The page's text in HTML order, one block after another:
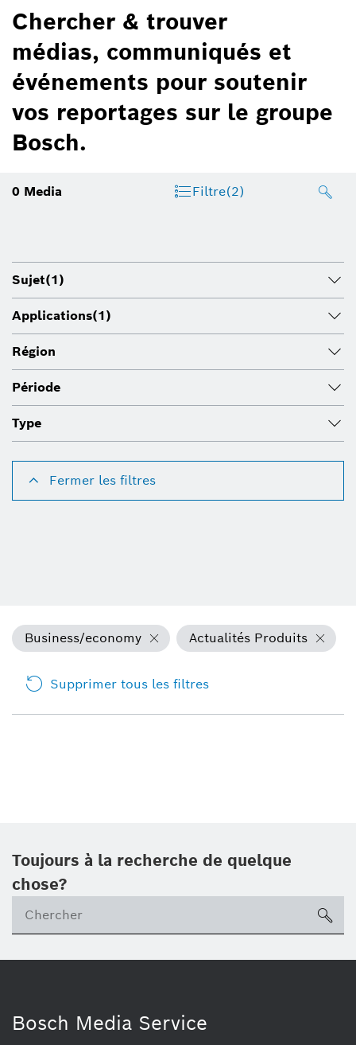
Chercher & trouver
médias, communiqués et
événements pour soutenir
vos reportages sur le groupe
Bosch.
0 Media Filtre(2)
Sujet(1)
Applications(1)
Région
Période
Type
Fermer les filtres
Business/economy Actualités Produits
Supprimer tous les filtres
Toujours à la recherche de quelque
chose?
Bosch Media Service